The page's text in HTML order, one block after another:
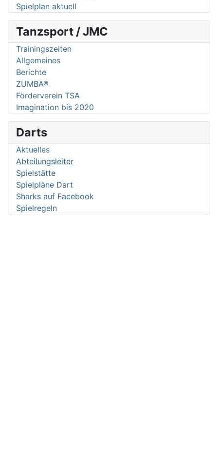
Spielplan aktuell
Tanzsport / JMC
Trainingszeiten
Allgemeines
Berichte
ZUMBA®
Förderverein TSA
Imagination bis 2020
Darts
Aktuelles
Abteilungsleiter
Spielstätte
Spielpläne Dart
Sharks auf Facebook
Spielregeln